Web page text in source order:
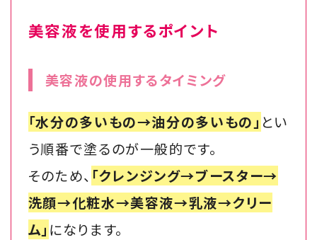
美容液を使用するポイント
美容液の使用するタイミング
「水分の多いもの→油分の多いもの」 とい
う順番で塗るのが一般的です。
そのため、 「クレンジング→ブースター→
洗顔→化粧水→美容液→乳液→クリー
ム」 になります。